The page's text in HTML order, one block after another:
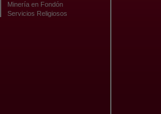
Minería en Fondón
Servicios Religiosos